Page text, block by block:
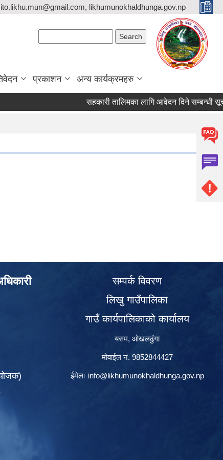
ito.likhu.mun@gmail.com, likhumunokhaldhunga.gov.np
प्रकाशन अन्य कार्यक्रमहरु
सहकारी तालिमका लागि आवेदन दिने सम्बन्धी
सम्पर्क विवरण
लिखु गाउँपालिका
गाउँ कार्यपालिकाको कार्यालय
यसम, ओखलढुंगा
मोवाईल नं. 9852844427
ईमेलः info@likhumunokhaldhunga.gov.np